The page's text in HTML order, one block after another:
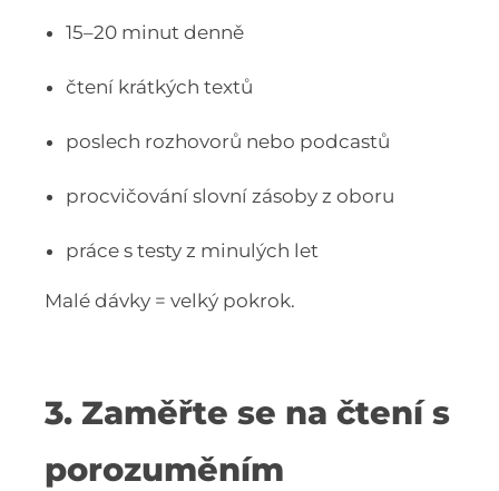
15–20 minut denně
čtení krátkých textů
poslech rozhovorů nebo podcastů
procvičování slovní zásoby z oboru
práce s testy z minulých let
Malé dávky = velký pokrok.
3. Zaměřte se na čtení s
porozuměním